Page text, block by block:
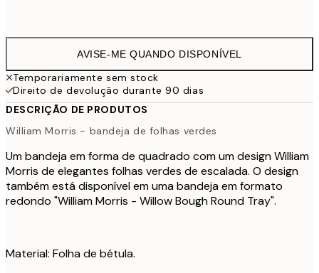
AVISE-ME QUANDO DISPONÍVEL
Temporariamente sem stock
Direito de devolução durante 90 dias
DESCRIÇÃO DE PRODUTOS
William Morris - bandeja de folhas verdes
Um bandeja em forma de quadrado com um design William
Morris de elegantes folhas verdes de escalada. O design
também está disponível em uma bandeja em formato
redondo "William Morris - Willow Bough Round Tray".
Material: Folha de bétula.